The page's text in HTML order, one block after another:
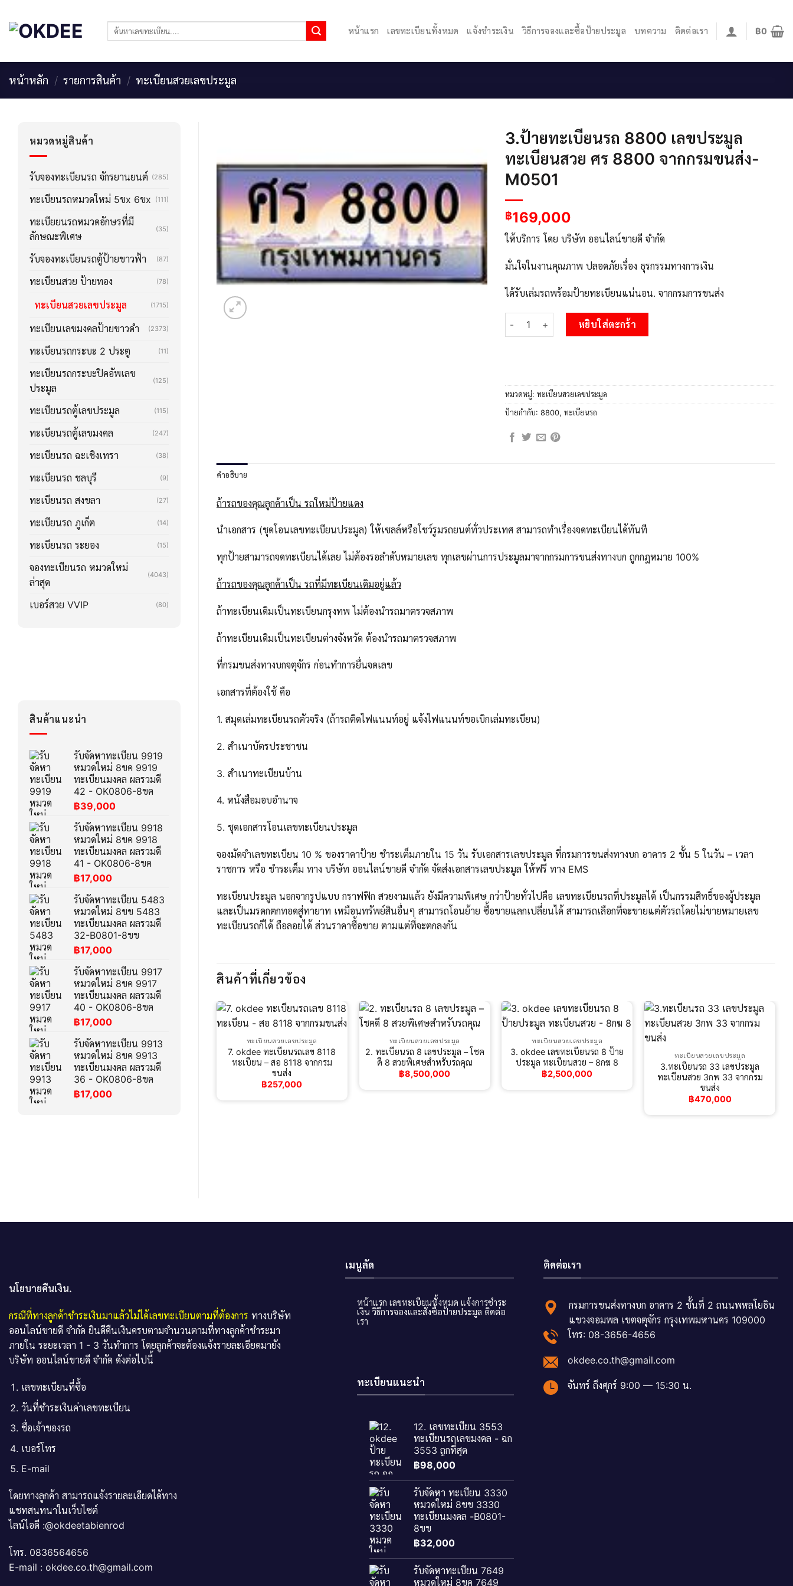
content
ค้นหา: หน้าแรก เลขทะเบียนทั้งหมด แจ้งชำระเงิน วิธีการจองและซื้อป้ายประมูล บทความ ติดต่อเรา ฿0
หน้าหลัก / รายการสินค้า / ทะเบียนสวยเลขประมูล
หมวดหมู่สินค้า
รับจองทะเบียนรถ จักรยานยนต์ (285)
ทะเบียนรถหมวดใหม่ 5ขx 6ขx (111)
ทะเบียยนรถหมวดอักษรที่มี
ลักษณะพิเศษ
(35)
รับจองทะเบียนรถตู้ป้ายขาวฟ้า (87)
ทะเบียนสวย ป้ายทอง (78)
ทะเบียนสวยเลขประมูล (1715)
ทะเบียนเลขมงคลป้ายขาวดำ (2373)
ทะเบียนรถกระบะ 2 ประตู (11)
ทะเบียนรถกระบะปิคอัพเลข
ประมูล
(125)
ทะเบียนรถตู้เลขประมูล (115)
ทะเบียนรถตู้เลขมงคล (247)
ทะเบียนรถ ฉะเชิงเทรา (38)
ทะเบียนรถ ชลบุรี (9)
ทะเบียนรถ สงขลา (27)
ทะเบียนรถ ภูเก็ต (14)
ทะเบียนรถ ระยอง (15)
จองทะเบียนรถ หมวดใหม่
ล่าสุด
(4043)
เบอร์สวย VVIP (80)
สินค้าแนะนำ
รับจัดหาทะเบียน 9919
หมวดใหม่ 8ขค 9919
ทะเบียนมงคล ผลรวมดี
42 - OK0806-8ขค
฿39,000
รับจัดหาทะเบียน 9918
หมวดใหม่ 8ขค 9918
ทะเบียนมงคล ผลรวมดี
41 - OK0806-8ขค
฿17,000
รับจัดหาทะเบียน 5483
หมวดใหม่ 8ขข 5483
ทะเบียนมงคล ผลรวมดี
32-B0801-8ขข
฿17,000
รับจัดหาทะเบียน 9917
หมวดใหม่ 8ขค 9917
ทะเบียนมงคล ผลรวมดี
40 - OK0806-8ขค
฿17,000
รับจัดหาทะเบียน 9913
หมวดใหม่ 8ขค 9913
ทะเบียนมงคล ผลรวมดี
36 - OK0806-8ขค
฿17,000
3.ป้ายทะเบียนรถ 8800 เลขประมูล
ทะเบียนสวย ศร 8800 จากกรมขนส่ง-
M0501
฿169,000
ให้บริการ โดย บริษัท ออนไลน์ขายดี จำกัด
มั่นใจในงานคุณภาพ ปลอดภัยเรื่อง ธุรกรรมทางการเงิน
ได้รับเล่มรถพร้อมป้ายทะเบียนแน่นอน. จากกรมการขนส่ง
จำนวน 3.ป้ายทะเบียนรถ 8800 เลขประมูล ทะเบียนสวย ศร 8800 จากกรม
หยิบใส่ตะกร้า
หมวดหมู่: ทะเบียนสวยเลขประมูล
ป้ายกำกับ: 8800, ทะเบียนรถ
คำอธิบาย
ถ้ารถของคุณลูกค้าเป็น รถใหม่ป้ายแดง
นำเอกสาร (ชุดโอนเลขทะเบียนประมูล) ให้เซลล์หรือโชว์รูมรถยนต์ทั่วประเทศ สามารถทำเรื่องจดทะเบียนได้ทันที
ทุกป้ายสามารถจดทะเบียนได้เลย ไม่ต้องรอลำดับหมายเลข ทุกเลขผ่านการประมูลมาจากกรมการขนส่งทางบก ถูกกฎหมาย 100%
ถ้ารถของคุณลูกค้าเป็น รถที่มีทะเบียนเดิมอยู่แล้ว
ถ้าทะเบียนเดิมเป็นทะเบียนกรุงทพ ไม่ต้องนำรถมาตรวจสภาพ
ถ้าทะเบียนเดิมเป็นทะเบียนต่างจังหวัด ต้องนำรถมาตรวจสภาพ
ที่กรมขนส่งทางบกจตุจักร ก่อนทำการยื่นจดเลข
เอกสารที่ต้องใช้ คือ
1. สมุดเล่มทะเบียนรถตัวจริง (ถ้ารถติดไฟแนนท์อยู่ แจ้งไฟแนนท์ขอเบิกเล่มทะเบียน)
2. สำเนาบัตรประชาชน
3. สำเนาทะเบียนบ้าน
4. หนังสือมอบอำนาจ
5. ชุดเอกสารโอนเลขทะเบียนประมูล
จองมัดจำเลขทะเบียน 10 % ของราคาป้าย ชำระเต็มภายใน 15 วัน รับเอกสารเลขประมูล ที่กรมการขนส่งทางบก อาคาร 2 ชั้น 5 ในวัน – เวลา
ราชการ หรือ ชำระเต็ม ทาง บริษัท ออนไลน์ขายดี จำกัด จัดส่งเอกสารเลขประมูล ให้ฟรี ทาง EMS
ทะเบียนประมูล นอกจากรูปแบบ กราฟฟิก สวยงามแล้ว ยังมีความพิเศษ กว่าป้ายทั่วไปคือ เลขทะเบียนรถที่ประมูลได้ เป็นกรรมสิทธิ์ของผู้ประมูล
และเป็นมรดกตกทอดสู่ทายาท เหมือนทรัพย์สินอื่นๆ สามารถโอนย้าย ซื้อขายแลกเปลี่ยนได้ สามารถเลือกที่จะขายแต่ตัวรถโดยไม่ขายหมายเลข
ทะเบียนรถก็ได้ ถือลอยได้ ส่วนราคาซื้อขาย ตามแต่ที่จะตกลงกัน
สินค้าที่เกี่ยวข้อง
ทะเบียนสวยเลขประมูล
7. okdee ทะเบียนรถเลข 8118
ทะเบียน – สอ 8118 จากกรม
ขนส่ง
฿257,000
ทะเบียนสวยเลขประมูล
2. ทะเบียนรถ 8 เลขประมูล – โชค
ดี 8​ สวยพิเศษสำหรับรถคุณ
฿8,500,000
ทะเบียนสวยเลขประมูล
3. okdee เลขทะเบียนรถ 8 ป้าย
ประมูล ทะเบียนสวย – 8กฆ 8
฿2,500,000
ทะเบียนสวยเลขประมูล
3.ทะเบียนรถ 33 เลขประมูล
ทะเบียนสวย 3กพ 33 จากกรม
ขนส่ง
฿470,000
นโยบายคืนเงิน.
กรณีที่ทางลูกค้าชำระเงินมาแล้วไม่ได้เลขทะเบียนตามที่ต้องการ ทางบริษัท
ออนไลน์ขายดี จำกัด ยินดีคืนเงินครบตามจำนวนตามที่ทางลูกค้าชำระมา
ภายใน ระยะเวลา 1 - 3 วันทำการ โดยลูกค้าจะต้องแจ้งรายละเอียดมายัง
บริษัท ออนไลน์ขายดี จำกัด ดังต่อไปนี้
เลขทะเบียนที่ซื้อ
วันที่ชำระเงินค่าเลขทะเบียน
ชื่อเจ้าของรถ
เบอร์โทร
E-mail
โดยทางลูกค้า สามารถแจ้งรายละเอียดได้ทาง
แชทสนทนาในเว็บไซต์
ไลน์ไอดี :@okdeetabienrod
โทร. 0836564656
E-mail : okdee.co.th@gmail.com
เมนูลัด
หน้าแรก เลขทะเบียนทั้งหมด แจ้งการชำระ
เงิน วิธีการจองและสั่งซื้อป้ายประมูล ติดต่อ
เรา
ทะเบียนแนะนำ
12. เลขทะเบียน 3553
ทะเบียนรถเลขมงคล - ฉก
3553 ถูกที่สุด
฿98,000
รับจัดหา ทะเบียน 3330
หมวดใหม่ 8ขข 3330
ทะเบียนมงคล -B0801-
8ขข
฿32,000
รับจัดหาทะเบียน 7649
หมวดใหม่ 8ขค 7649
ติดต่อเรา
กรมการขนส่งทางบก อาคาร 2 ชั้นที่ 2 ถนนพหลโยธิน
แขวงจอมพล เขตจตุจักร กรุงเทพมหานคร 109000
โทร: 08-3656-4656
okdee.co.th@gmail.com
จันทร์ ถึงศุกร์ 9:00 — 15:30 น.